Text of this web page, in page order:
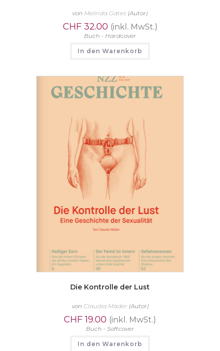
von Melinda Gates (Autor)
CHF32.00 (inkl. MwSt.)
Buch - Hardcover
In den Warenkorb
Die Kontrolle der Lust
von Claudia Mäder(Autor)
CHF19.00 (inkl. MwSt.)
Buch - Softcover
In den Warenkorb